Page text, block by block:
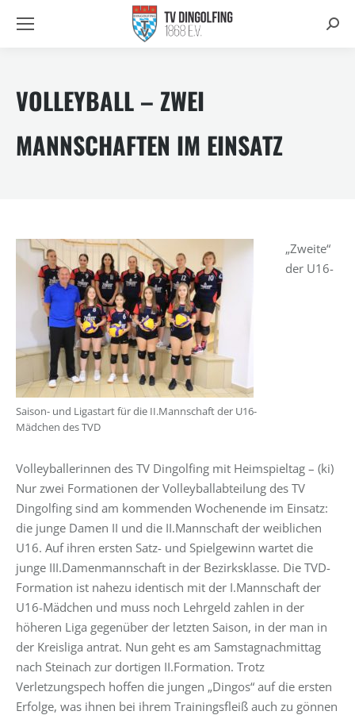
VOLLEYBALL – ZWEI
MANNSCHAFTEN IM EINSATZ
Saison- und Ligastart für die II.Mannschaft der U16-
Mädchen des TVD
„Zweite“
der U16-
Volleyballerinnen des TV Dingolfing mit Heimspieltag – (ki)
Nur zwei Formationen der Volleyballabteilung des TV
Dingolfing sind am kommenden Wochenende im Einsatz:
die junge Damen II und die II.Mannschaft der weiblichen
U16. Auf ihren ersten Satz- und Spielgewinn wartet die
junge III.Damenmannschaft in der Bezirksklasse. Die TVD-
Formation ist nahezu identisch mit der I.Mannschaft der
U16-Mädchen und muss noch Lehrgeld zahlen in der
höheren Liga gegenüber der letzten Saison, in der man in
der Kreisliga antrat. Nun geht es am Samstagnachmittag
nach Steinach zur dortigen II.Formation. Trotz
Verletzungspech hoffen die jungen „Dingos“ auf die ersten
Erfolge, was ihnen bei ihrem Trainingsfleiß auch zu gönnen